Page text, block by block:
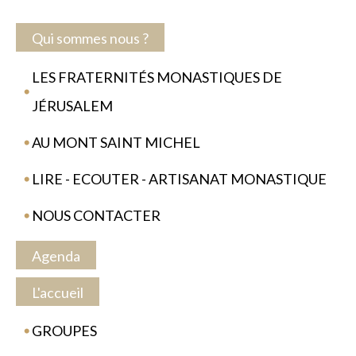
Qui sommes nous ?
LES FRATERNITÉS MONASTIQUES DE
JÉRUSALEM
AU MONT SAINT MICHEL
LIRE - ECOUTER - ARTISANAT MONASTIQUE
NOUS CONTACTER
Agenda
L'accueil
GROUPES